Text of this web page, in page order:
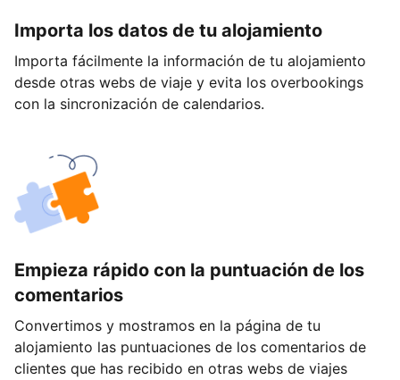
Importa los datos de tu alojamiento
Importa fácilmente la información de tu alojamiento
desde otras webs de viaje y evita los overbookings
con la sincronización de calendarios.
Empieza rápido con la puntuación de los
comentarios
Convertimos y mostramos en la página de tu
alojamiento las puntuaciones de los comentarios de
clientes que has recibido en otras webs de viajes